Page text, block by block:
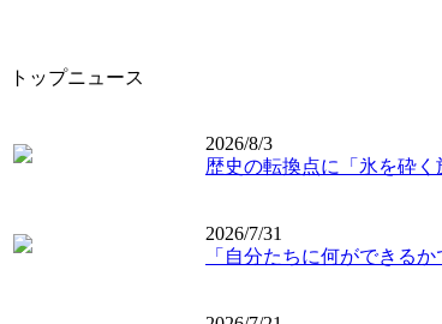
トップニュース
2026/8/3
歴史の転換点に「氷を砕
2026/7/31
「自分たちに何ができる